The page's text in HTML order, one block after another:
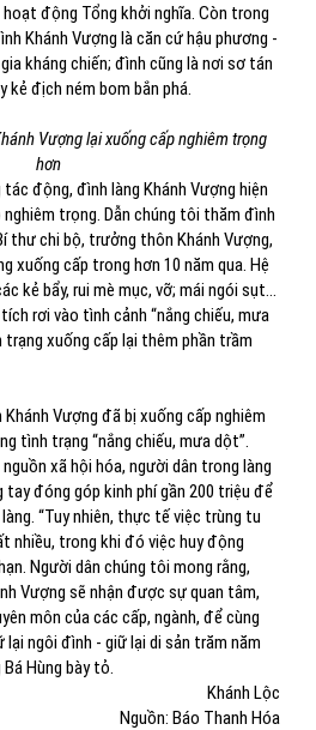
động Tổng khởi nghĩa. Còn trong
Khánh Vượng là căn cứ hậu phương -
kháng chiến; đình cũng là nơi sơ tán
kẻ địch ném bom bắn phá.
Vượng lại xuống cấp nghiêm trọng
hơn
động, đình làng Khánh Vượng hiện
trọng. Dẫn chúng tôi thăm đình
thư chi bộ, trưởng thôn Khánh Vượng,
xuống cấp trong hơn 10 năm qua. Hệ
kẻ bẩy, rui mè mục, vỡ; mái ngói sụt...
rơi vào tình cảnh “nắng chiếu, mưa
xuống cấp lại thêm phần trầm
Vượng đã bị xuống cấp nghiêm
tình trạng “nắng chiếu, mưa dột”.
xã hội hóa, người dân trong làng
tay đóng góp kinh phí gần 200 triệu để
“Tuy nhiên, thực tế việc trùng tu
nhiều, trong khi đó việc huy động
Người dân chúng tôi mong rằng,
Vượng sẽ nhận được sự quan tâm,
môn của các cấp, ngành, để cùng
lại ngôi đình - giữ lại di sản trăm năm
Hùng bày tỏ.
Khánh Lộc
Nguồn: Báo Thanh Hóa